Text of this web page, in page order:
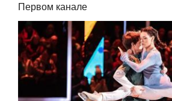
Первом канале